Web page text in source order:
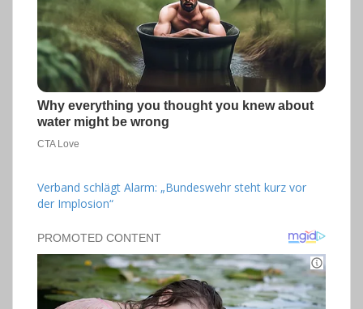
Verband schlägt Alarm: „Bundeswehr steht kurz vor
der Implosion“